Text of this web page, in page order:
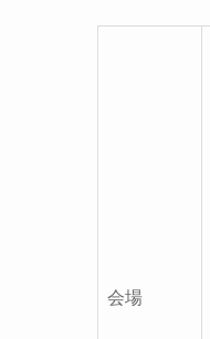
会場